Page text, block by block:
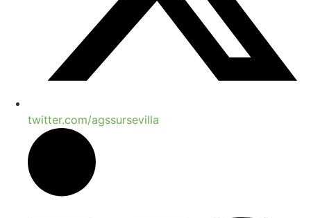
twitter.com/agssursevilla